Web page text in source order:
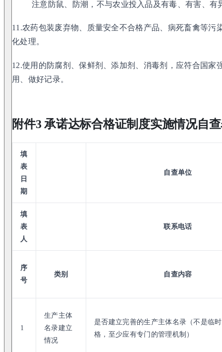
注意防鼠、防潮，不与农业投入品及有毒、有害、有
11.农药包装废弃物、质量安全不合格产品、病死畜禽等污
化处理。
12.使用的防腐剂、保鲜剂、添加剂、消毒剂，应符合国家
用、做好记录。
附件3 承诺达标合格证制度实施情况自
填
表
日
期
自查单位
填
表
人
联系电话
序
号
类别 自查内容
1
生产主体
名录建立
情况
是否建立完善的生产主体名录（不是临
格，至少应有专门的管理机制）